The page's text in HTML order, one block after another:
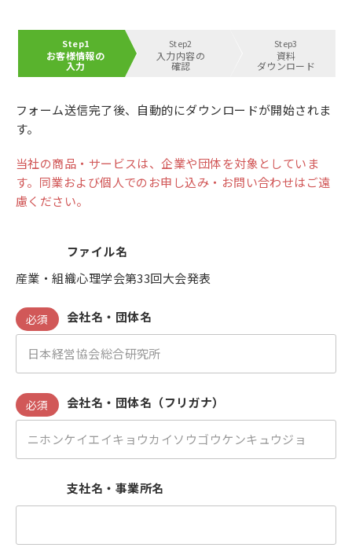
Step1
お客様情報の
入力
Step2
入力内容の
確認
Step3
資料
ダウンロード
フォーム送信完了後、自動的にダウンロードが開始されま
す。
当社の商品・サービスは、企業や団体を対象としていま
す。同業および個人でのお申し込み・お問い合わせはご遠
慮ください。
ファイル名
産業・組織心理学会第33回大会発表
必須 会社名・団体名
必須 会社名・団体名（フリガナ）
支社名・事業所名